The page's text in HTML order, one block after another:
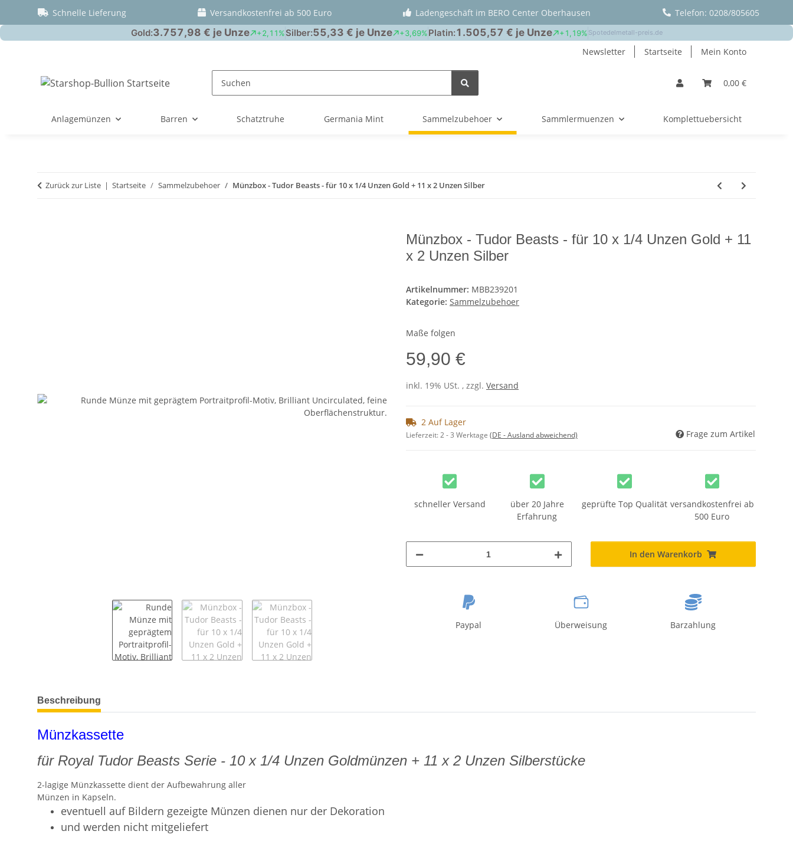
Schnelle Lieferung Versandkostenfrei ab 500 Euro Ladengeschäft im BERO Center Oberhausen Telefon: 0208/805605
Newsletter Startseite Mein Konto
0,00 €
Anlagemünzen Barren Schatztruhe Germania Mint Sammelzubehoer Sammlermuenzen Komplettuebersicht
Zurück zur Liste Startseite Sammelzubehoer Münzbox - Tudor Beasts - für 10 x 1/4 Unzen Gold + 11 x 2 Unzen Silber
Münzbox - Tudor Beasts - für 10 x 1/4 Unzen Gold + 11
x 2 Unzen Silber
Artikelnummer: MBB239201
Kategorie: Sammelzubehoer
Maße folgen
59,90 €
inkl. 19% USt. , zzgl. Versand
2 Auf Lager
Lieferzeit:2 - 3 Werktage (DE - Ausland abweichend) Frage zum Artikel
schneller Versand
über 20 Jahre
Erfahrung
geprüfte Top Qualität versandkostenfrei ab
500 Euro
In den Warenkorb
Paypal Überweisung Barzahlung
weitere Registerkarten anzeigen
Beschreibung
Münzkassette
für Royal Tudor Beasts Serie - 10 x 1/4 Unzen Goldmünzen + 11 x 2 Unzen Silberstücke
2-lagige Münzkassette dient der Aufbewahrung aller
Münzen in Kapseln.
eventuell auf Bildern gezeigte Münzen dienen nur der Dekoration
und werden nicht mitgeliefert